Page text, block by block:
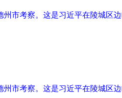
市考察。这是习近平在陵城区
市考察。这是习近平在陵城区